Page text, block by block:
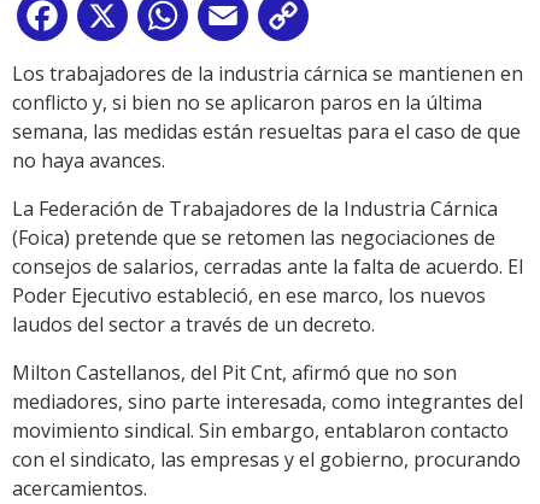
Facebook
X WhatsApp
Email
Link
Los trabajadores de la industria cárnica se mantienen en
conflicto y, si bien no se aplicaron paros en la última
semana, las medidas están resueltas para el caso de que
no haya avances.
La Federación de Trabajadores de la Industria Cárnica
(Foica) pretende que se retomen las negociaciones de
consejos de salarios, cerradas ante la falta de acuerdo. El
Poder Ejecutivo estableció, en ese marco, los nuevos
laudos del sector a través de un decreto.
Milton Castellanos, del Pit Cnt, afirmó que no son
mediadores, sino parte interesada, como integrantes del
movimiento sindical. Sin embargo, entablaron contacto
con el sindicato, las empresas y el gobierno, procurando
acercamientos.